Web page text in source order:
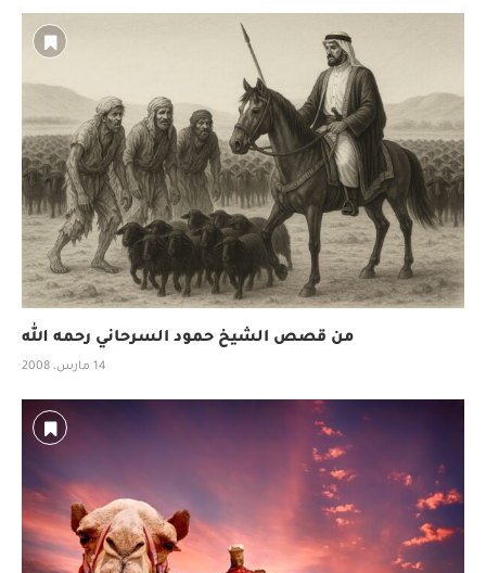
من قصص الشيخ حمود السرحاني رحمه الله
14 مارس، 2008